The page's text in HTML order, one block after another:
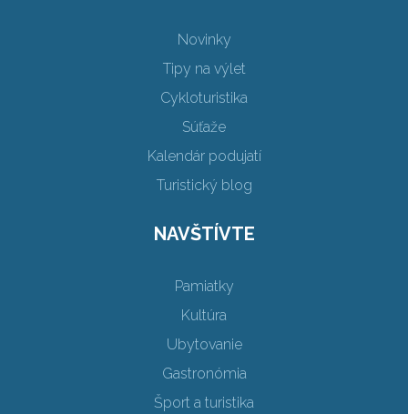
Novinky
Tipy na výlet
Cykloturistika
Súťaže
Kalendár podujatí
Turistický blog
NAVŠTÍVTE
Pamiatky
Kultúra
Ubytovanie
Gastronómia
Šport a turistika